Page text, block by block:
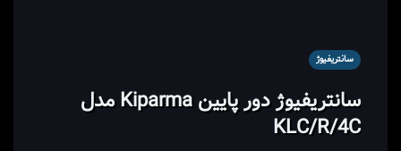
سانتریفیوژ
سانتریفیوژ دور پایین Kiparma مدل
KLC/R/4C